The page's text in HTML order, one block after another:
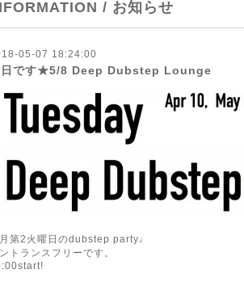
/ お知らせ
05-07 18:24:00
日です★5/8 Deep Dubstep Lounge
第2火曜日のdubstep party♩
トランスフリーです。